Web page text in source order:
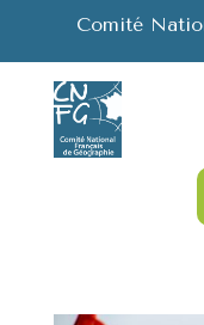
Comité